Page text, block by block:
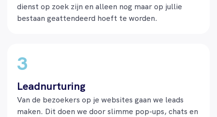
dienst op zoek zijn en alleen nog maar op jullie
bestaan geattendeerd hoeft te worden.
Leadnurturing
Van de bezoekers op je websites gaan we leads
maken. Dit doen we door slimme pop-ups, chats en